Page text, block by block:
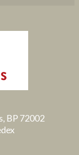
BP 72002